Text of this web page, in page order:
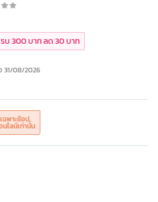
เฉพาะช้อป
นไลน์เท่านั้น
31/08/2026
บ 300 บาท ลด 30 บาท